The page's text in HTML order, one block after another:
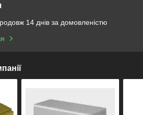
14 днів за домовленістю